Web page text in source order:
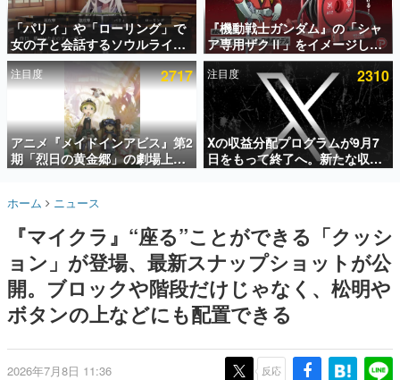
アプリセール情報
インタビュー
連載・特集一覧
殿堂入り記事
SNS拡散数が数千以上！ ページビュー数万以上！ などな
ど。多くの人々に読まれた、電ファミ渾身の“殿堂入り”記
事をまとめました。
名作ゲームクリエイターの方々に製作時のエピソードをお
きます。
赫本
この物語を解いてはいけない。『赫本』は、〈試験問題〉
の形をした短編ホラー小説集です。
これからのデジタルゲーム市場を担う若きクリエイター達
の姿を追い、彼らのルーツと情熱を探っていきます。
「パリィ」や「ローリング」で
女の子と会話するソウルライク
恋愛ゲーム『小早川さんはソウ
ルライク』無料公開。返事に失
敗すると「YOU DIED」
『機動戦士ガンダム』の「シャ
ア専用ザクⅡ」をイメージした
散水ホースリールが予約開始。
本体にはシャアのパーソナルマ
ークやジオン公国軍のエンブレ
ム、型式番号などを配置
注目度 2717
アニメ『メイドインアビス』第2
期「烈日の黄金郷」の劇場上映
が決定！レグ役・伊瀬茉莉也さ
注目度 2310
Xの収益分配プログラムが9月7
日をもって終了へ。新たな収益
化制度「Original Content
ホーム ニュース
『マイクラ』“座る”ことができる「クッシ
ョン」が登場、最新スナップショットが公
開。ブロックや階段だけじゃなく、松明や
ボタンの上などにも配置できる
2026年7月8日 11:36 反応